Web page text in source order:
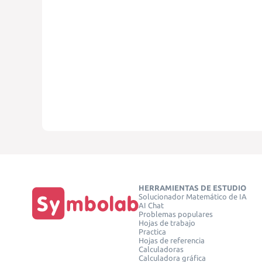
HERRAMIENTAS DE ESTUDIO
Solucionador Matemático de IA
AI Chat
Problemas populares
Hojas de trabajo
Practica
Hojas de referencia
Calculadoras
Calculadora gráfica